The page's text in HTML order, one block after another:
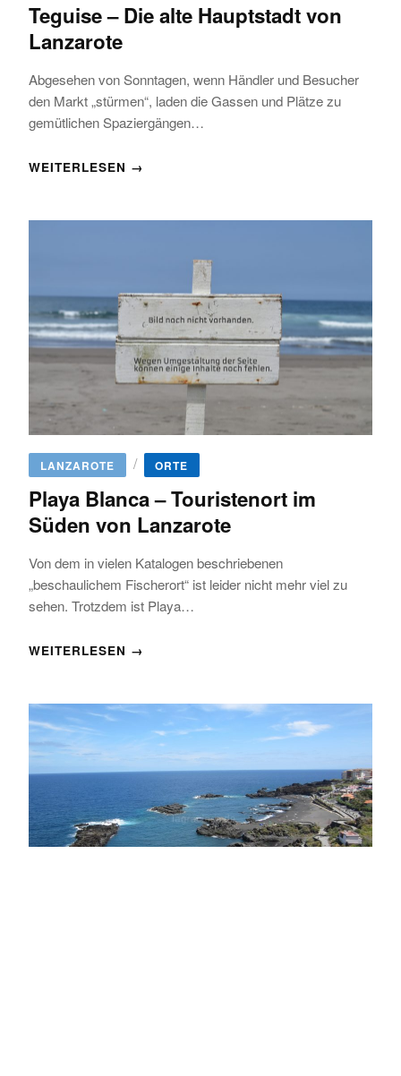
Teguise – Die alte Hauptstadt von
Lanzarote
Abgesehen von Sonntagen, wenn Händler und Besucher
den Markt „stürmen“, laden die Gassen und Plätze zu
gemütlichen Spaziergängen…
WEITERLESEN →
LANZAROTE / ORTE
Playa Blanca – Touristenort im
Süden von Lanzarote
Von dem in vielen Katalogen beschriebenen
„beschaulichem Fischerort“ ist leider nicht mehr viel zu
sehen. Trotzdem ist Playa…
WEITERLESEN →